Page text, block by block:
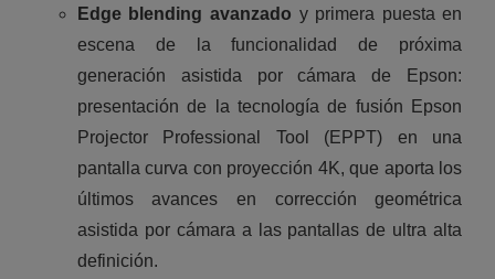
Edge blending avanzado y primera puesta en
escena de la funcionalidad de próxima
generación asistida por cámara de Epson:
presentación de la tecnología de fusión Epson
Projector Professional Tool (EPPT) en una
pantalla curva con proyección 4K, que aporta los
últimos avances en corrección geométrica
asistida por cámara a las pantallas de ultra alta
definición.